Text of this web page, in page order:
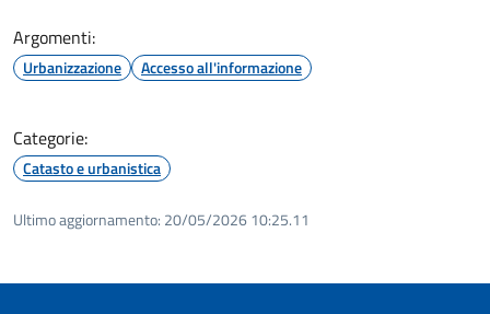
Argomenti:
Urbanizzazione Accesso all'informazione
Categorie:
Catasto e urbanistica
Ultimo aggiornamento: 20/05/2026 10:25.11